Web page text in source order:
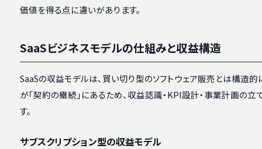
価値を得る点に違いがあります。
SaaSビジネスモデルの仕組みと収益構造
SaaSの収益モデルは、買い切り型のソフトウェア販売とは構造
が「契約の継続」にあるため、収益認識・KPI設計・事業計画の
す。
サブスクリプション型の収益モデル